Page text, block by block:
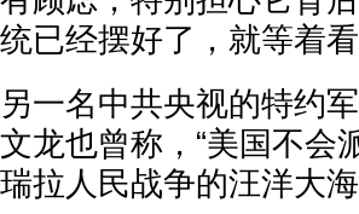
统已经摆好了，就等着
另一名中共央视的特约
文龙也曾称，“美国不会
瑞拉人民战争的汪洋大